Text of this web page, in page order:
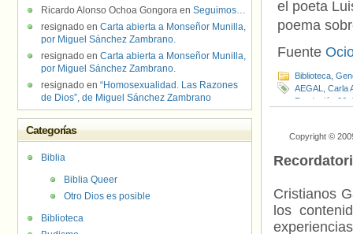
el poeta
poema
Fuente
Biblioteca
AEGAL
Carla
Fundación 26
Copyright ©
Cristianos
los
Ricardo Alonso Ochoa Gongora en Seguimos…
resignado en Carta abierta a Monseñor Munilla,
por Miguel Sánchez Zambrano.
resignado en Carta abierta a Monseñor Munilla,
por Miguel Sánchez Zambrano.
resignado en “Homosexualidad. Las Razones
de Dios”, de Miguel Sánchez Zambrano
Categorías
Biblia
Biblia Queer
Otro Dios es posible
Biblioteca